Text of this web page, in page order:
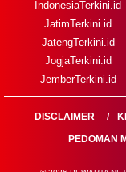
IndonesiaTerkini.id
JatimTerkini.id
JatengTerkini.id
JogjaTerkini.id
JemberTerkini.id
DISCLAIMER
PEDOMAN